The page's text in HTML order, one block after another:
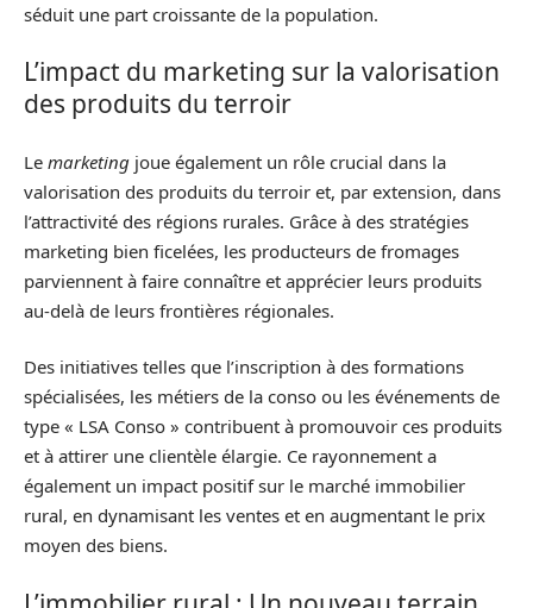
séduit une part croissante de la population.
L’impact du marketing sur la valorisation
des produits du terroir
Le marketing joue également un rôle crucial dans la
valorisation des produits du terroir et, par extension, dans
l’attractivité des régions rurales. Grâce à des stratégies
marketing bien ficelées, les producteurs de fromages
parviennent à faire connaître et apprécier leurs produits
au-delà de leurs frontières régionales.
Des initiatives telles que l’inscription à des formations
spécialisées, les métiers de la conso ou les événements de
type « LSA Conso » contribuent à promouvoir ces produits
et à attirer une clientèle élargie. Ce rayonnement a
également un impact positif sur le marché immobilier
rural, en dynamisant les ventes et en augmentant le prix
moyen des biens.